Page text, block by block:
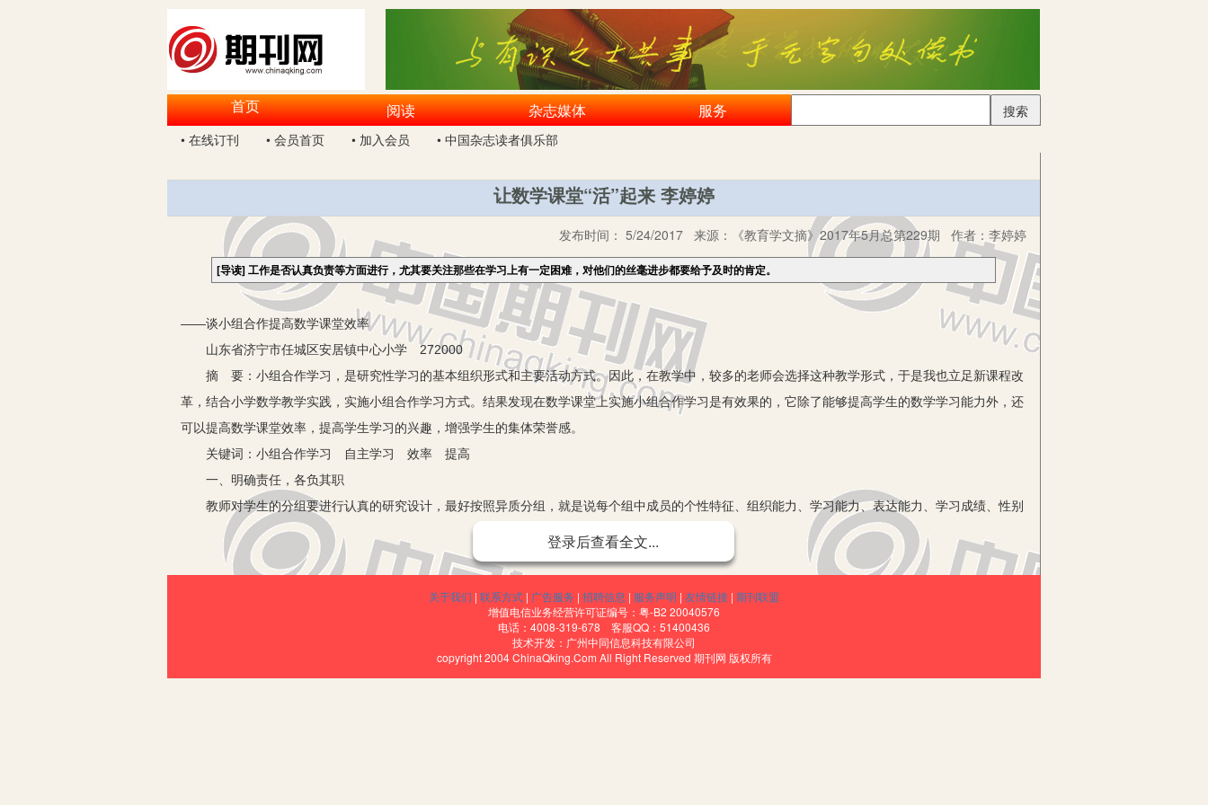
首页 阅读 杂志媒体 服务
搜索
• 在线订刊
• 会员首页 • 加入会员 • 中国杂志读者俱乐部
让数学课堂“活”起来 李婷婷
发布时间： 5/24/2017 来源： 《教育学文摘》2017年5月总第229期 作者： 李婷婷
[导读]工作是否认真负责等方面进行，尤其要关注那些在学习上有一定困难，对他们的丝毫进步都要给予及时的肯定。
——谈小组合作提高数学课堂效率
山东省济宁市任城区安居镇中心小学 272000
摘 要：小组合作学习，是研究性学习的基本组织形式和主要活动方式。因此，在教学中，较多的老师会选择这种教学形式，于是我也立足新课程改
革，结合小学数学教学实践，实施小组合作学习方式。结果发现在数学课堂上实施小组合作学习是有效果的，它除了能够提高学生的数学学习能力外，还
可以提高数学课堂效率，提高学生学习的兴趣，增强学生的集体荣誉感。
关键词：小组合作学习 自主学习 效率 提高
一、明确责任，各负其职
教师对学生的分组要进行认真的研究设计，最好按照异质分组，就是说每个组中成员的个性特征、组织能力、学习能力、表达能力、学习成绩、性别
等都要均衡。小组人数一般以4-6人为宜， 在实施过程中，教师要注意根据学生的综合表现定期进行人员调整，以保证小组间学生的竞争力。建立学习小
组只是为学生的合作提供了可能，要使学生真正意义上的“合作”而非表面的“合坐”，则要确定每个成员的分工，可以采取轮换制，增进学生互动的有效
在数学课堂教学中，不是所有的课堂学习内容都要采用小组合作方式，如果是较简单的学习任务，学生能自己解决的问题尽量让学生自己解决，以发
展学生的独立解决问题的能力，以免产生依赖。如果是较复杂的学习内容，依靠学生个体的独立思考是没办法解决的，这时就可采用小组合作学习，鼓励
登录后查看全文...
关于我们 | 联系方式 | 广告服务 | 招聘信息 | 服务声明 | 友情链接 | 期刊联盟
增值电信业务经营许可证编号：粤-B2 20040576
电话：4008-319-678 客服QQ：51400436
技术开发：广州中同信息科技有限公司
copyright 2004 ChinaQking.Com All Right Reserved 期刊网 版权所有